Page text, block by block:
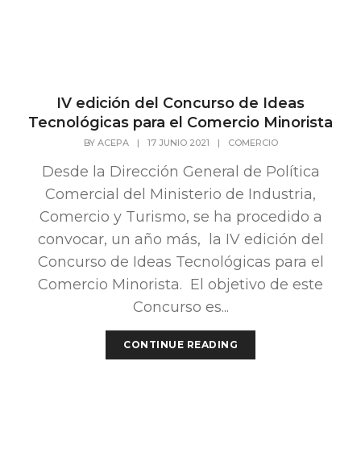
IV edición del Concurso de Ideas
Tecnológicas para el Comercio Minorista
BY ACEPA | 17 JUNIO 2021 | COMERCIO
Desde la Dirección General de Política
Comercial del Ministerio de Industria,
Comercio y Turismo, se ha procedido a
convocar, un año más, la IV edición del
Concurso de Ideas Tecnológicas para el
Comercio Minorista. El objetivo de este
Concurso es...
CONTINUE READING